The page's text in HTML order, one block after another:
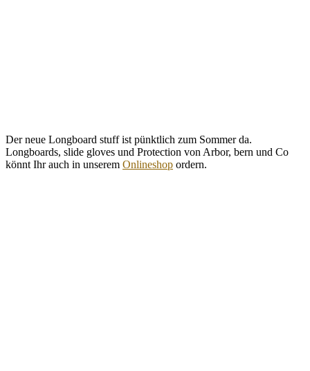
Der neue Longboard stuff ist pünktlich zum Sommer da.
Longboards, slide gloves und Protection von Arbor, bern und Co
könnt Ihr auch in unserem Onlineshop ordern.